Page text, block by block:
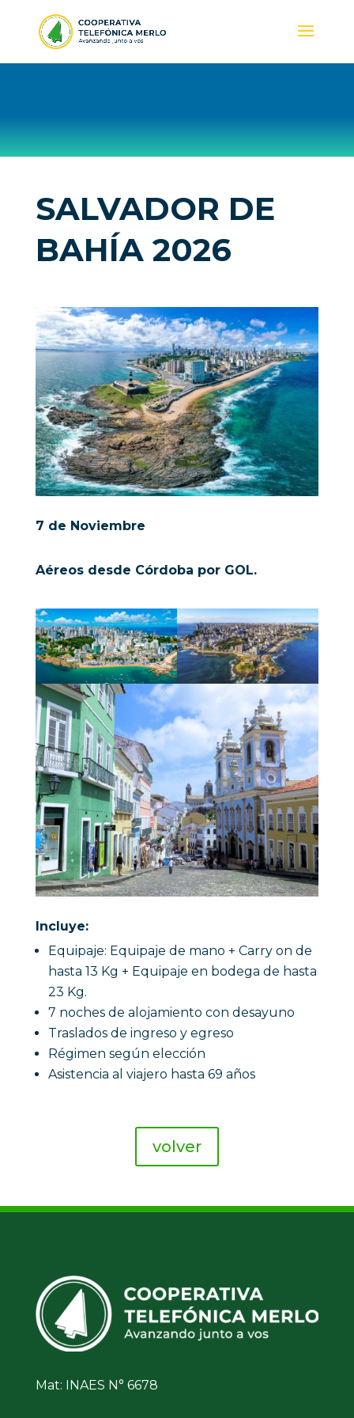
SALVADOR DE
BAHÍA 2026
7 de Noviembre
Aéreos desde Córdoba por GOL.
Incluye:
Equipaje: Equipaje de mano + Carry on de
hasta 13 Kg + Equipaje en bodega de hasta
23 Kg.
7 noches de alojamiento con desayuno
Traslados de ingreso y egreso
Régimen según elección
Asistencia al viajero hasta 69 años
volver
Mat: INAES N° 6678